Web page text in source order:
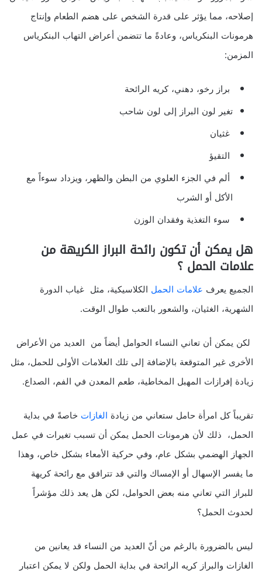
إصلاحه، مما يؤثر على قدرة الشخص على هضم الطعام وإنتاج
هرمونات البنكرياس، وعادةً ما تتضمن أعراض التهاب البنكرياس
المزمن:
براز رخو، دهني، كريه الرائحة
تغير لون البراز إلى لون شاحب
غثيان
التقيؤ
ألم في الجزء العلوي من البطن والظهر، ويزداد سوءاً مع
الأكل أو الشرب
سوء التغذية وفقدان الوزن
هل يمكن أن تكون رائحة البراز الكريهة من
علامات الحمل ؟
الجميع يعرف علامات الحمل الكلاسيكية، مثل غياب الدورة
الشهرية، الغثيان، والشعور بالتعب طوال الوقت.
لكن يمكن أن تعاني النساء الحوامل أيضاً من العديد من الأعراض
الأخرى غير المتوقعة بالإضافة إلى تلك العلامات الأولى للحمل، مثل
زيادة إفرازات المهبل المخاطية، طعم المعدن في الفم، الصداع.
تقريباً كل امرأة حامل ستعاني من زيادة الغازات خاصةً في بداية
الحمل، ذلك لأن هرمونات الحمل يمكن أن تسبب تغيرات في عمل
الجهاز الهضمي بشكل عام، وفي حركية الأمعاء بشكل خاص، وهذا
ما يفسر الإسهال أو الإمساك والتي قد تترافق مع رائحة كريهة
للبراز التي تعاني منه بعض الحوامل، لكن هل يعد ذلك مؤشراً
لحدوث الحمل؟
ليس بالضرورة بالرغم من أنّ العديد من النساء قد يعانين من
الغازات والبراز كريه الرائحة في بداية الحمل ولكن لا يمكن اعتبار